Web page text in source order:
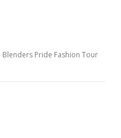
Blenders Pride Fashion Tour